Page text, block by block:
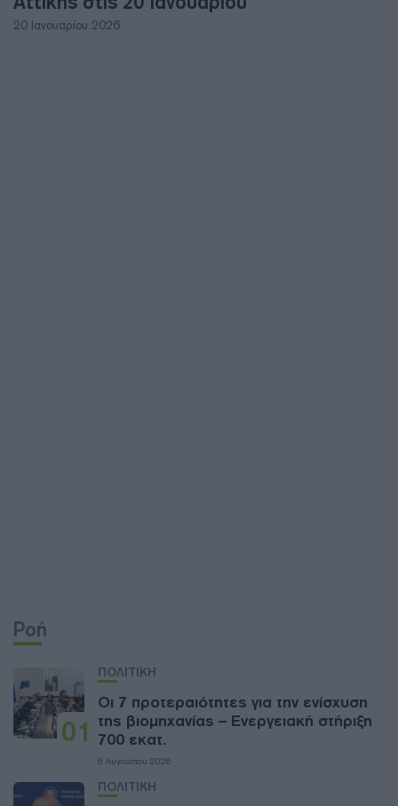
20 Ιανουαρίου 2026
Ροή
01
ΠΟΛΙΤΙΚΗ
Οι 7 προτεραιότητες για την ενίσχυση
της βιομηχανίας – Ενεργειακή στήριξη
700 εκατ.
6 Αυγούστου 2026
ΠΟΛΙΤΙΚΗ